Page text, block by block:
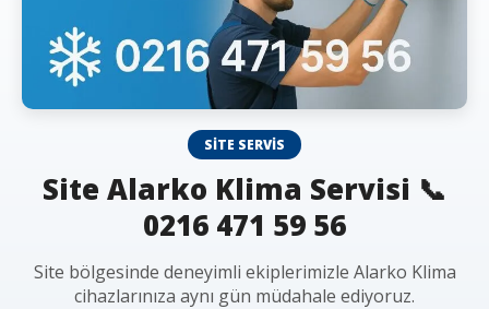
SITE SERVIS
Site Alarko Klima Servisi 📞
0216 471 59 56
Site bölgesinde deneyimli ekiplerimizle Alarko Klima
cihazlarınıza aynı gün müdahale ediyoruz.